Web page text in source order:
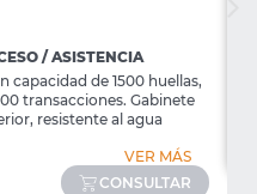
/ ASISTENCIA
capacidad de 1500 huellas,
transacciones. Gabinete
resistente al agua
VER MÁS
CONSULTAR